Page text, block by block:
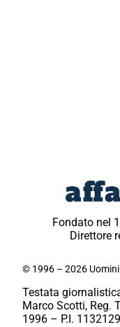
Fondato nel
Direttore
© 1996 – 2026
Testata
Marco Scotti, Reg.
1996 – P.I.